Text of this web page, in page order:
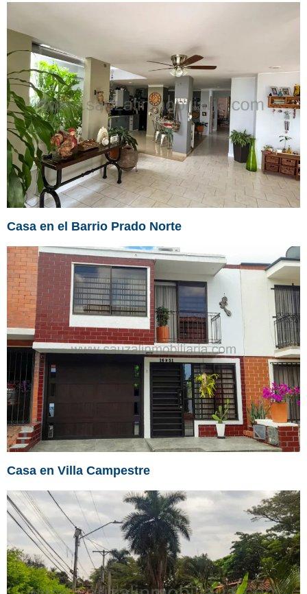
Casa en el Barrio Prado Norte
Casa en Villa Campestre